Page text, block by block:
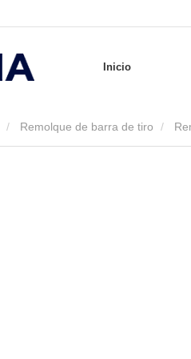
Inicio
Remolque de barra de tiro